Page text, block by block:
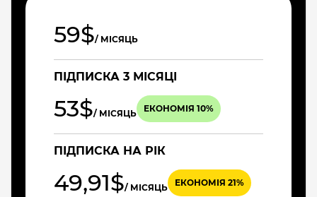
59$/ МІСЯЦЬ
ПІДПИСКА 3 МІСЯЦІ
53$/ МІСЯЦЬ ЕКОНОМІЯ 10%
ПІДПИСКА НА РІК
49,91$/ МІСЯЦЬ ЕКОНОМІЯ 21%